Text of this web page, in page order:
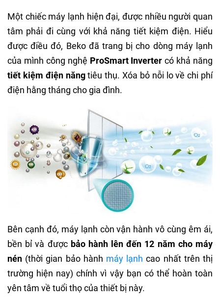
Một chiếc máy lạnh hiện đại, được nhiều người quan
tâm phải đi cùng với khả năng tiết kiệm điện. Hiểu
được điều đó, Beko đã trang bị cho dòng máy lạnh
của mình công nghệ ProSmart Inverter có khả năng
tiết kiệm điện năngtiêu thụ. Xóa bỏ nỗi lo về chi phí
điện hằng tháng cho gia đình.
Bên cạnh đó, máy lạnh còn vận hành vô cùng êm ái,
bền bỉ và được bảo hành lên đến 12 năm cho máy
nén (thời gian bảo hành máy lạnh cao nhất trên thị
trường hiện nay) chính vì vậy bạn có thể hoàn toàn
yên tâm về tuổi thọ của thiết bị này.